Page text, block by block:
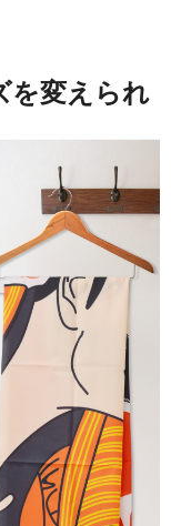
43400
を変えられ